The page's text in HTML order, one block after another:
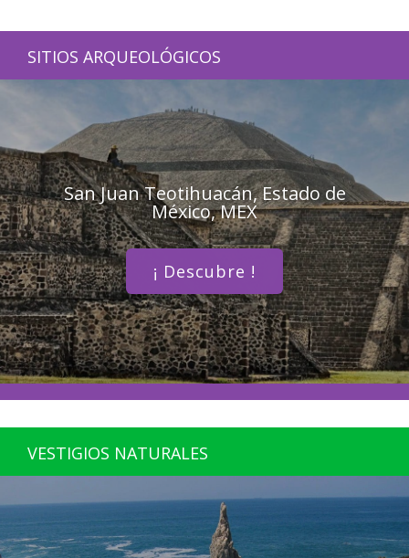
SITIOS ARQUEOLÓGICOS
San Juan Teotihuacán, Estado de
México, MEX
¡ Descubre !
VESTIGIOS NATURALES